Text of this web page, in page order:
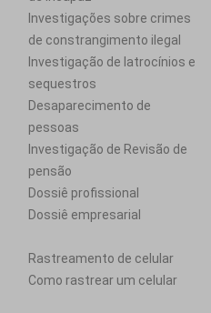
Investigações sobre crimes
de constrangimento ilegal
Investigação de latrocínios e
sequestros
Desaparecimento de
pessoas
Investigação de Revisão de
pensão
Dossiê profissional
Dossiê empresarial
Rastreamento de celular
Como rastrear um celular